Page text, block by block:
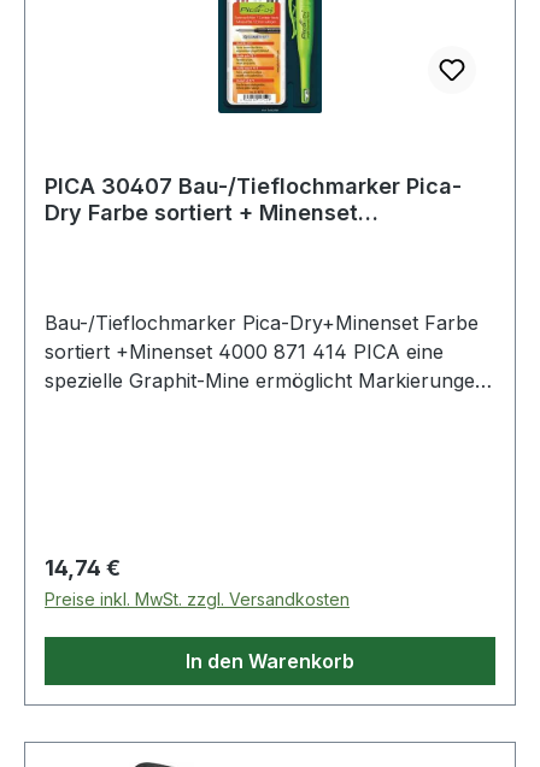
PICA 30407 Bau-/Tieflochmarker Pica-
Dry Farbe sortiert + Minenset
Bau-/Tieflochmarker Pica-Dry+Minenset Farbe
sortiert +Minenset 4000 871 414 PICA eine
spezielle Graphit-Mine ermöglicht Markierungen
Lieferung im Köcherschoner mit Taschenclip und
Ersatzminenset · 4000 871 981 inkl.
Ersatzminenset 4000 871 414 (3x graphit, 2x
weiß, 3x rot - SUMMER HEAT)
Regulärer Preis:
14,74 €
Preise inkl. MwSt. zzgl. Versandkosten
In den Warenkorb